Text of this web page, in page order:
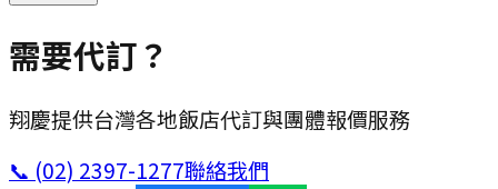
需要代訂？
翔慶提供台灣各地飯店代訂與團體報價服務
📞 (02) 2397-1277聯絡我們